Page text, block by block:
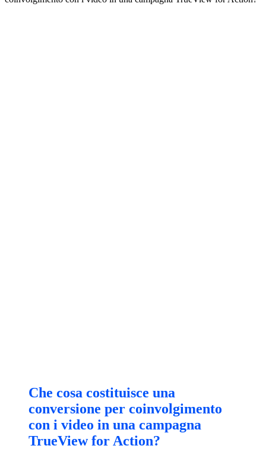
Che cosa costituisce una
conversione per coinvolgimento
con i video in una campagna
TrueView for Action?